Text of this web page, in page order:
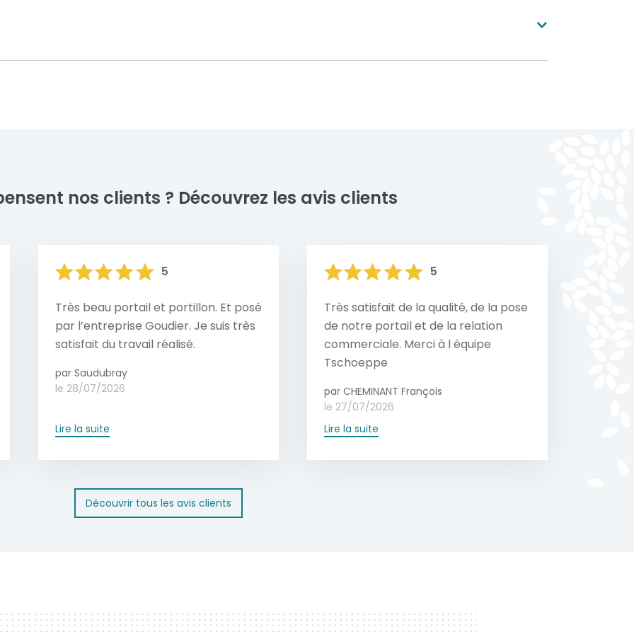
Brun sepia Gris beige Argent antique Timeless rust
nos clients ? Découvrez les avis clients
5
Très beau portail et portillon. Et posé
par l’entreprise Goudier. Je suis très
satisfait du travail réalisé.
par Saudubray
le 28/07/2026
Lire la suite
5
Très satisfait de la qualité, de la pose
de notre portail et de la relation
commerciale. Merci à l équipe
Tschoeppe
par CHEMINANT François
le 27/07/2026
Lire la suite
Découvrir tous les avis clients